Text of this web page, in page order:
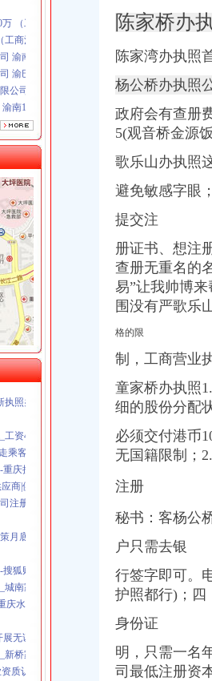
（工商注册）
商注册）
渝南10万 （工商注册）
渝巴3万 （工商注册）
公司渝中分公司 （工商注册）
南100万 （进出口权）
会分公司 渝中 工商注册
渝北100万 （进出口权）
（工商注册）
（工商注册）
商注册）
渝南10万 （工商注册）
渝巴3万 （工商注册）
公司渝中分公司 （工商注册）
南100万 （进出口权）
会分公司 渝中 工商注册
水到歌乐山旅游线路报价
玉林到歌乐山旅游线路报价
松原到歌乐山旅游线路报价
有氧日子_房产资讯-重庆房天下
都武侯机投镇资质认证-今天信息-分
还发1亿元资助_手机新浪网
花钱就能网上开店_中国江苏网
可不办执照-国内-新京报网
执照办理只需1到3天_荆楚网
资4800以后招聘信息】-重庆百姓网
乘客行李箱？_大渝网_腾讯网
庆搜狐焦点网
商|供应办公家具8_一呼百应网
注册办营业执照-广东东莞工商信息
月底申报兑现-数据-重庆乐居网
狐财经
南家园、康居西城公租房商业配套招
水务融资余额
无证培训机构及非法幼托整工作的
桥家装设计_新桥室内设计师
质认证|企业认证网】-重庆赶集网
印机供应商|供应江苏手机外壳UV
陈家桥办
陈家湾办执照
杨公桥办执照
政府会有查册
5(观音桥金源
歌乐山办执照
避免敏感字眼
提交注
册证书、想注
查册无重名的
易”让我帅博
围没有严歌乐
格的限
制，工商营业
童家桥办执照
细的股份分配
必须交付港币
无国籍限制；
注册
秘书：客杨公
户只需去银
行签字即可。
护照都行)；四
身份证
明，只需一名
司最低注册资